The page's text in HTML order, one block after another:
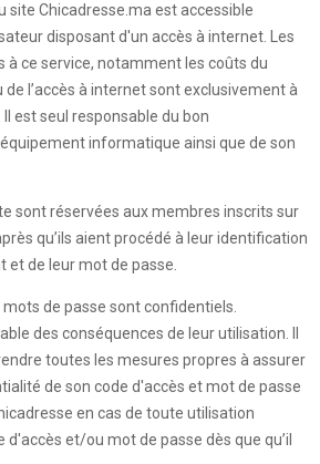
site Chicadresse.ma est accessible
disposant d'un accès à internet. Les
ce service, notamment les coûts du
l’accès à internet sont exclusivement à
est seul responsable du bon
informatique ainsi que de son
sont réservées aux membres inscrits sur
qu’ils aient procédé à leur identification
et de leur mot de passe.
mots de passe sont confidentiels.
des conséquences de leur utilisation. Il
toutes les mesures propres à assurer
de son code d'accès et mot de passe
en cas de toute utilisation
et/ou mot de passe dès que qu’il